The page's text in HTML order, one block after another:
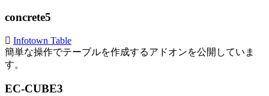
concrete5
Infotown Table
簡単な操作でテーブルを作成するアドオンを公開していま
す。
EC-CUBE3